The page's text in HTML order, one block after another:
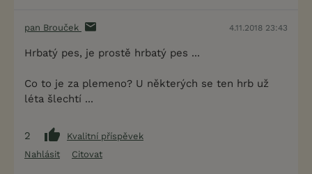
pan Brouček 4.11.2018 23:43
Hrbatý pes, je prostě hrbatý pes ...
Co to je za plemeno? U některých se ten hrb už
léta šlechtí ...
2
Kvalitní příspěvek
Nahlásit
Citovat